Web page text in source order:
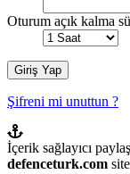
Oturum açık kalma
Şifreni mi unuttun ?
İçerik sağlayıcı
defenceturk.com